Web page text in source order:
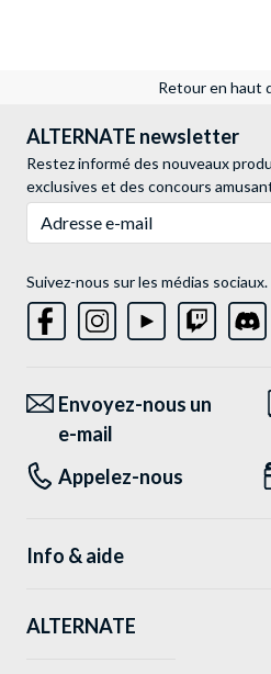
Retour en haut
ALTERNATE newsletter
Restez informé des nouveaux
exclusives et des concours
Suivez-nous sur les médias sociaux.
Envoyez-nous un
e-mail
Appelez-nous
Info & aide
ALTERNATE